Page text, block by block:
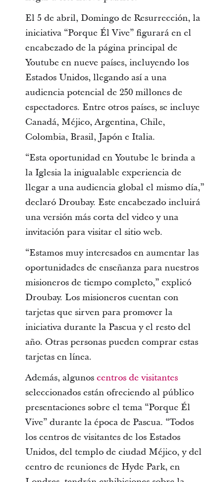
El 5 de abril, Domingo de Resurrección, la
iniciativa “Porque Él Vive” figurará en el
encabezado de la página principal de
Youtube en nueve países, incluyendo los
Estados Unidos, llegando así a una
audiencia potencial de 250 millones de
espectadores. Entre otros países, se incluye
Canadá, Méjico, Argentina, Chile,
Colombia, Brasil, Japón e Italia.
“Esta oportunidad en Youtube le brinda a
la Iglesia la inigualable experiencia de
llegar a una audiencia global el mismo día,”
declaró Droubay. Este encabezado incluirá
una versión más corta del video y una
invitación para visitar el sitio web.
“Estamos muy interesados en aumentar las
oportunidades de enseñanza para nuestros
misioneros de tiempo completo,” explicó
Droubay. Los misioneros cuentan con
tarjetas que sirven para promover la
iniciativa durante la Pascua y el resto del
año. Otras personas pueden comprar estas
tarjetas en línea.
Además, algunos centros de visitantes
seleccionados están ofreciendo al público
presentaciones sobre el tema “Porque Él
Vive” durante la época de Pascua. “Todos
los centros de visitantes de los Estados
Unidos, del templo de ciudad Méjico, y del
centro de reuniones de Hyde Park, en